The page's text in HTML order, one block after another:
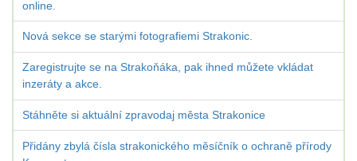
online.
Nová sekce se starými fotografiemi Strakonic.
Zaregistrujte se na Strakoňáka, pak ihned můžete vkládat
inzeráty a akce.
Stáhněte si aktuální zpravodaj města Strakonice
Přidány zbylá čísla strakonického měsíčník o ochraně přírody